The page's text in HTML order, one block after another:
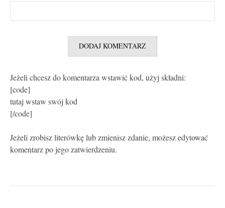
Jeżeli chcesz do komentarza wstawić kod, użyj składni:
[code]
tutaj wstaw swój kod
[/code]
Jeżeli zrobisz literówkę lub zmienisz zdanie, możesz edytować
komentarz po jego zatwierdzeniu.